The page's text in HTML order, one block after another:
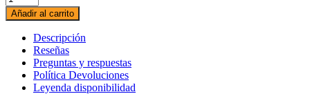
para
olla
presión
FAGOR
SPLENDID
cantidad
Añadir al carrito
Descripción
Reseñas
Preguntas y respuestas
Política Devoluciones
Leyenda disponibilidad